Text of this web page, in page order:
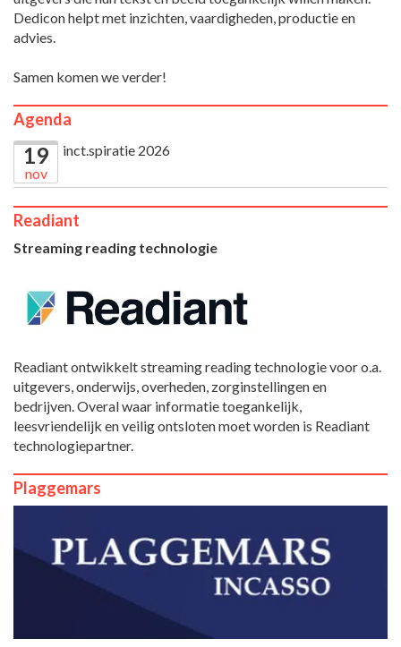
Dedicon helpt met inzichten, vaardigheden, productie en
advies.
Samen komen we verder!
Agenda
19
nov
inct.spiratie 2026
Readiant
Streaming reading technologie
Readiant ontwikkelt streaming reading technologie voor o.a.
uitgevers, onderwijs, overheden, zorginstellingen en
bedrijven. Overal waar informatie toegankelijk,
leesvriendelijk en veilig ontsloten moet worden is Readiant
technologiepartner.
Plaggemars